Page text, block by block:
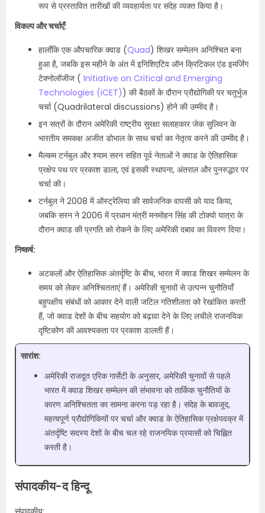
रूप से प्रस्तावित तारीखों की व्यवहार्यता पर संदेह व्यक्त किया है।
विकल्प और चर्चाएँ:
हालाँकि एक औपचारिक क्वाड (Quad) शिखर सम्मेलन अनिश्चित बना
हुआ है, जबकि इस महीने के अंत में इनिशिएटिव ऑन क्रिटिकल एंड इमर्जिंग
टेक्नोलॉजीज ( Initiative on Critical and Emerging
Technologies (iCET)) की बैठकों के दौरान प्रौद्योगिकी पर चतुर्भुज
चर्चा (Quadrilateral discussions) होने की उम्मीद है।
इन सत्रों के दौरान अमेरिकी राष्ट्रीय सुरक्षा सलाहकार जेक सुलिवन के
भारतीय समकक्ष अजीत डोभाल के साथ चर्चा का नेतृत्व करने की उम्मीद है।
मैल्कम टर्नबुल और श्याम सरन सहित पूर्व नेताओं ने क्वाड के ऐतिहासिक
प्रक्षेप पथ पर प्रकाश डाला, एवं इसकी स्थापना, अंतराल और पुनरुद्धार पर
चर्चा की।
टर्नबुल ने 2008 में ऑस्ट्रेलिया की सार्वजनिक वापसी को याद किया,
जबकि सरन ने 2006 में प्रधान मंत्री मनमोहन सिंह की टोक्यो यात्रा के
दौरान क्वाड की प्रगति को रोकने के लिए अमेरिकी दबाव का विवरण दिया।
निष्कर्ष:
अटकलों और ऐतिहासिक अंतर्दृष्टि के बीच, भारत में क्वाड शिखर सम्मेलन के
समय को लेकर अनिश्चितताएं हैं। अमेरिकी चुनावों से उत्पन्न चुनौतियाँ
बहुपक्षीय संबंधों को आकार देने वाली जटिल गतिशीलता को रेखांकित करती
हैं, जो क्वाड देशों के बीच सहयोग को बढ़ावा देने के लिए लचीले राजनयिक
दृष्टिकोण की आवश्यकता पर प्रकाश डालती हैं।
सारांश:
अमेरिकी राजदूत एरिक गार्सेटी के अनुसार, अमेरिकी चुनावों से पहले
भारत में क्वाड शिखर सम्मेलन की संभावना को तार्किक चुनौतियों के
कारण अनिश्चितता का सामना करना पड़ रहा है। संदेह के बावजूद,
महत्वपूर्ण प्रौद्योगिकियों पर चर्चा और क्वाड के ऐतिहासिक प्रक्षेपवक्र में
अंतर्दृष्टि सदस्य देशों के बीच चल रहे राजनयिक प्रयासों को चिह्नित
करती है।
संपादकीय-द हिन्दू